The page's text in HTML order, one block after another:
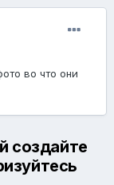
во что они
создайте